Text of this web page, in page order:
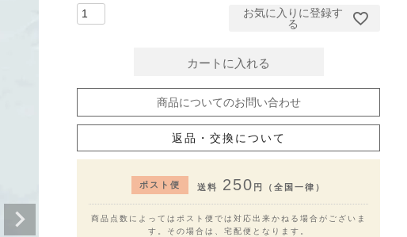
お気に入りに登録す
る
カートに入れる
商品についてのお問い合わせ
返品・交換について
ポスト便 送料 250 円（全国一律）
商品点数によってはポスト便では対応出来かねる場合がございま
す。その場合は、宅配便となります。